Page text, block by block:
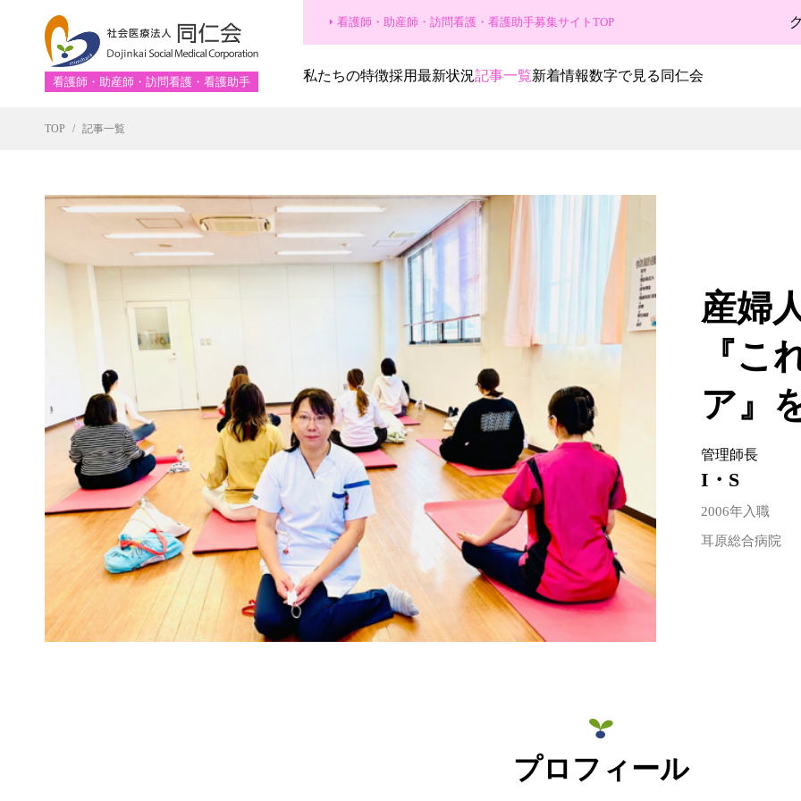
看護師・助産師・訪問看護・看護助手
看護師・助産師・訪問看護・看護助手募集サイトTOP
私たちの特徴採用最新状況記事一覧新着情報数字で見る同仁会
TOP 記事一覧
産婦
『こ
ア』
管理師長
I・S
2006年入職
耳原総合病院
プロフィール